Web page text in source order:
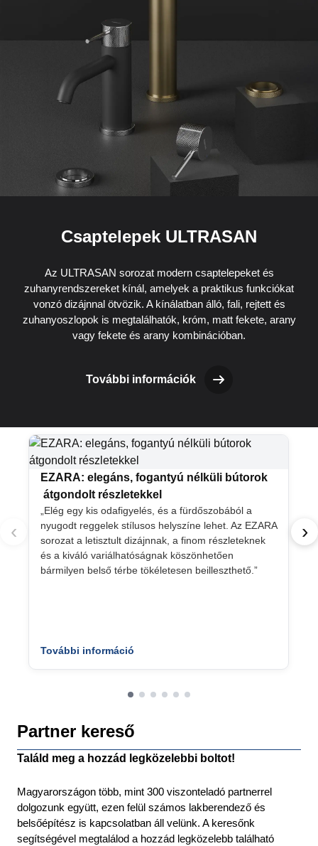
Csaptelepek ULTRASAN
Az ULTRASAN sorozat modern csaptelepeket és
zuhanyrendszereket kínál, amelyek a praktikus funkciókat
vonzó dizájnnal ötvözik. A kínálatban álló, fali, rejtett és
zuhanyoszlopok is megtalálhatók, króm, matt fekete, arany
vagy fekete és arany kombinációban.
További információk
EZARA: elegáns, fogantyú nélküli bútorok
átgondolt részletekkel
„Elég egy kis odafigyelés, és a fürdőszobából a
nyugodt reggelek stílusos helyszíne lehet. Az EZARA
sorozat a letisztult dizájnnak, a finom részleteknek
és a kiváló variálhatóságnak köszönhetően
bármilyen belső térbe tökéletesen beilleszthető.”
További információ
‹ ›
Partner kereső
Találd meg a hozzád legközelebbi boltot!
Magyarországon több, mint 300 viszonteladó partnerrel
dolgozunk együtt, ezen felül számos lakberendező és
belsőépítész is kapcsolatban áll velünk. A keresőnk
segítségével megtalálod a hozzád legközelebb található